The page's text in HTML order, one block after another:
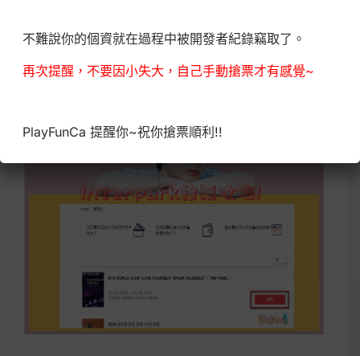
不難說你的個資就在過程中被開發者紀錄竊取了。
再次提醒，不要因小失大，自己手動搶票才有感覺~
PlayFunCa 提醒你~祝你搶票順利!!